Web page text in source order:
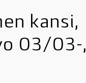
kansi,
03/03-,